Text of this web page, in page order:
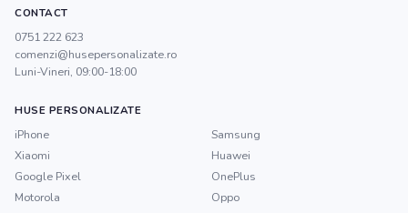
CONTACT
0751 222 623
comenzi@husepersonalizate.ro
Luni-Vineri, 09:00-18:00
HUSE PERSONALIZATE
iPhone
Samsung
Xiaomi
Huawei
Google Pixel
OnePlus
Motorola
Oppo